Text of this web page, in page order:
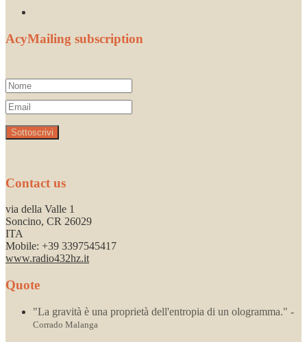
AcyMailing subscription
Contact us
via della Valle 1
Soncino, CR 26029
ITA
Mobile: +39 3397545417
www.radio432hz.it
Quote
"La gravità è una proprietà dell'entropia di un ologramma." -
Corrado Malanga